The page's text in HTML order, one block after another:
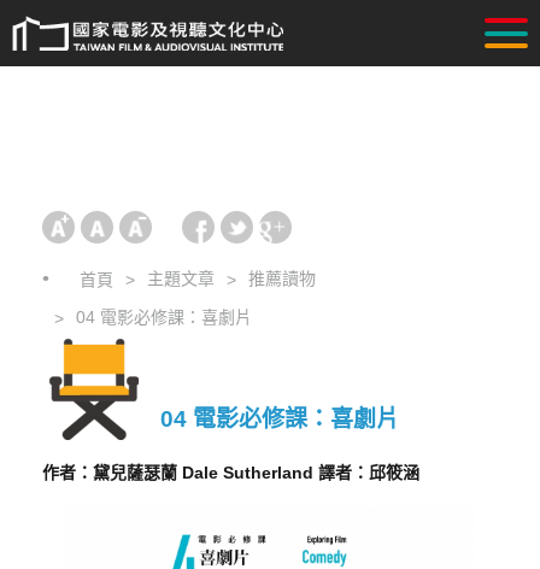
首頁 主題文章
推薦讀物
04 電影必修課：喜劇片
04 電影必修課：喜劇片
作者：黛兒薩瑟蘭 Dale Sutherland 譯者：邱筱涵